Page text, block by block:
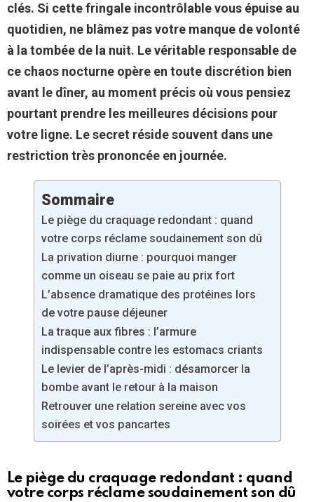
clés. Si cette fringale incontrôlable vous épuise au
quotidien, ne blâmez pas votre manque de volonté
à la tombée de la nuit. Le véritable responsable de
ce chaos nocturne opère en toute discrétion bien
avant le dîner, au moment précis où vous pensiez
pourtant prendre les meilleures décisions pour
votre ligne. Le secret réside souvent dans une
restriction très prononcée en journée.
Sommaire
Le piège du craquage redondant : quand
votre corps réclame soudainement son dû
La privation diurne : pourquoi manger
comme un oiseau se paie au prix fort
L’absence dramatique des protéines lors
de votre pause déjeuner
La traque aux fibres : l’armure
indispensable contre les estomacs criants
Le levier de l’après-midi : désamorcer la
bombe avant le retour à la maison
Retrouver une relation sereine avec vos
soirées et vos pancartes
Le piège du craquage redondant : quand
votre corps réclame soudainement son dû